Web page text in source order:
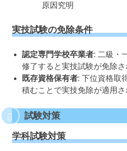
原因究明
実技試験の免除条件
認定専門学校卒業者: 二級・
修了すると実技試験が免除さ
既存資格保有者: 下位資格取
積むことで実技免除が適用さ
試験対策
学科試験対策